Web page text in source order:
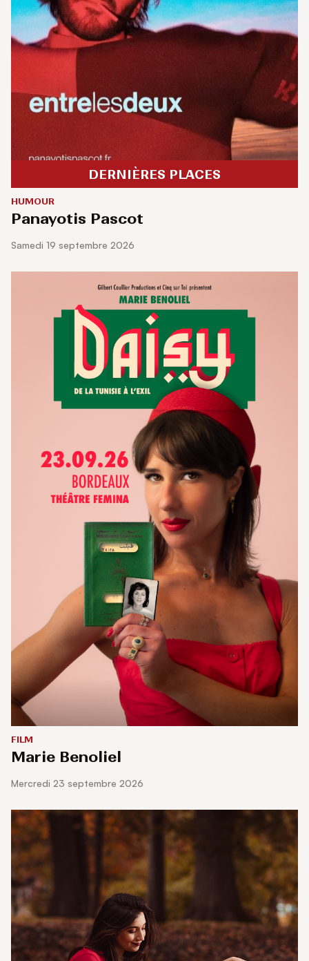
DERNIÈRES PLACES
HUMOUR
Panayotis Pascot
samedi 19 septembre 2026
FILM
Marie Benoliel
mercredi 23 septembre 2026